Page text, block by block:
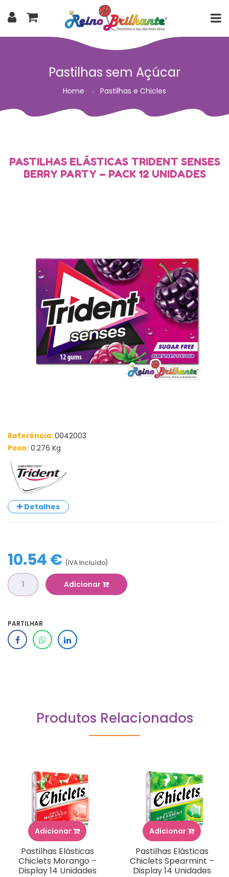
Pastilhas sem Açúcar
Home Pastilhas e Chicles
PASTILHAS ELÁSTICAS TRIDENT SENSES
BERRY PARTY – PACK 12 UNIDADES
Referência:0042003
Peso: 0.276 Kg
Detalhes
10.54 € (IVA Incluído)
Adicionar
PARTILHAR
Produtos Relacionados
Adicionar
Pastilhas Elásticas
Chiclets Morango –
Display 14 Unidades
Adicionar
Pastilhas Elásticas
Chiclets Spearmint –
Display 14 Unidades